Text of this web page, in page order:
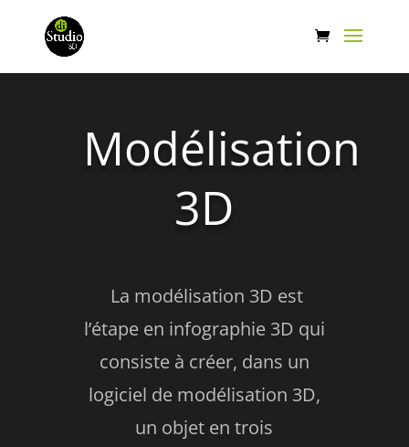
Modélisation
3D
La modélisation 3D est
l’étape en infographie 3D qui
consiste à créer, dans un
logiciel de modélisation 3D,
un objet en trois